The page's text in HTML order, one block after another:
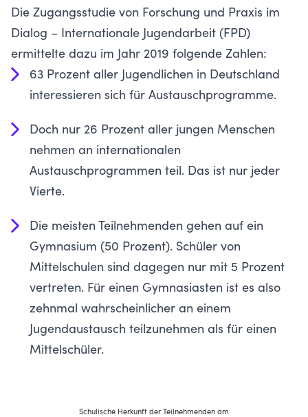
Die Zugangsstudie von Forschung und Praxis im
Dialog – Internationale Jugendarbeit (FPD)
ermittelte dazu im Jahr 2019 folgende Zahlen:
63 Prozent aller Jugendlichen in Deutschland
interessieren sich für Austauschprogramme.
Doch nur 26 Prozent aller jungen Menschen
nehmen an internationalen
Austauschprogrammen teil. Das ist nur jeder
Vierte.
Die meisten Teilnehmenden gehen auf ein
Gymnasium (50 Prozent). Schüler von
Mittelschulen sind dagegen nur mit 5 Prozent
vertreten. Für einen Gymnasiasten ist es also
zehnmal wahrscheinlicher an einem
Jugendaustausch teilzunehmen als für einen
Mittelschüler.
Schulische Herkunft der Teilnehmenden am